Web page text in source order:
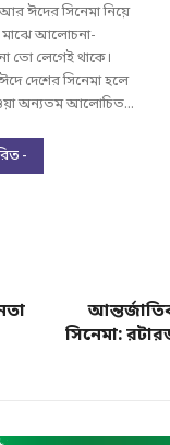
ঈদের সিনেমা নিয়ে
মাঝে আলোচনা-
তো লেগেই থাকে।
দেশের সিনেমা হলে
অন্যতম আলোচিত...
-
সিনেমা: